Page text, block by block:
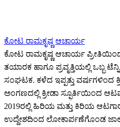
ಕೋಟ ರಾಮಕೃಷ್ಣ ಆಚಾರ್ಯ
ಕೋಟ ರಾಮಕೃಷ್ಣ ಆಚಾರ್ಯ
ತಯಾರಕ ಹಾಗೂ ಪ್ರವೃತ್ತಿಯಲ್ಲಿ ಒಬ್ಬ
ಸಂಘಟಕ. ಕಳೆದ ಇಪ್ಪತ್ತು ವರ್ಷಗಳಿಂದ
ಅಂಗಣದಲ್ಲಿ ಕ್ರೀಡಾ ಸ್ಫೂರ್ತಿಯಿಂದ
2019ರಲ್ಲಿ ಹಿರಿಯ ಮತ್ತು ಕಿರಿಯ
ಉದ್ದೇಶದಿಂದ ಲೋಕಾರ್ಪಣೆಗೊಂಡ